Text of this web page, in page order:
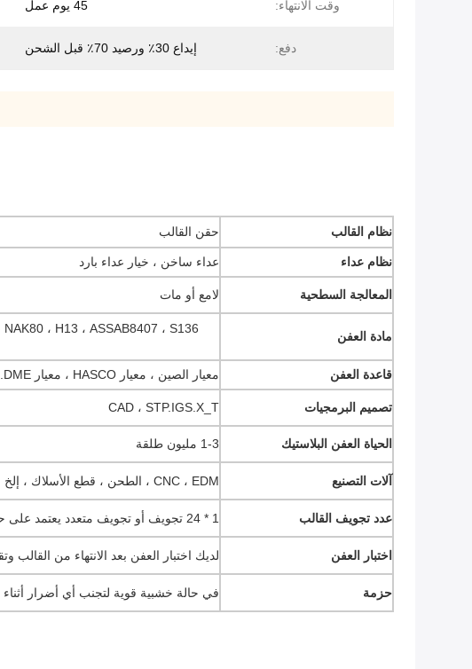
وقت الانتهاء: 45 يوم عمل
دفع: إيداع 30٪ ورصيد 70٪ قبل الشحن
نظام القالب حقن القالب
نظام عداء عداء ساخن ، خيار عداء بارد
المعالجة السطحية لامع أو مات
مادة العفن
قاعدة العفن معيار الصين ، معيار HASCO ، معيار DME.
تصميم البرمجيات CAD ، STP.IGS.X_T
الحياة العفن البلاستيك 1-3 مليون طلقة
آلات التصنيع CNC ، EDM ، الطحن ، قطع الأسلاك ، إلخ
عدد تجويف القالب 1 * 24 تجويف أو تجويف متعدد يعتمد على حسب الطلب
اختبار العفن لديك اختبار العفن بعد الانتهاء من القالب
حزمة في حالة خشبية قوية لتجنب أي أضرار